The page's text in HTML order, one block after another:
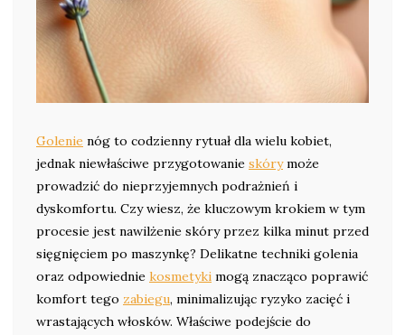
Golenie nóg to codzienny rytuał dla wielu kobiet,
jednak niewłaściwe przygotowanie skórymoże
prowadzić do nieprzyjemnych podrażnień i
dyskomfortu. Czy wiesz, że kluczowym krokiem w tym
procesie jest nawilżenie skóry przez kilka minut przed
sięgnięciem po maszynkę? Delikatne techniki golenia
oraz odpowiednie kosmetyki mogą znacząco poprawić
komfort tego zabiegu, minimalizując ryzyko zacięć i
wrastających włosków. Właściwe podejście do